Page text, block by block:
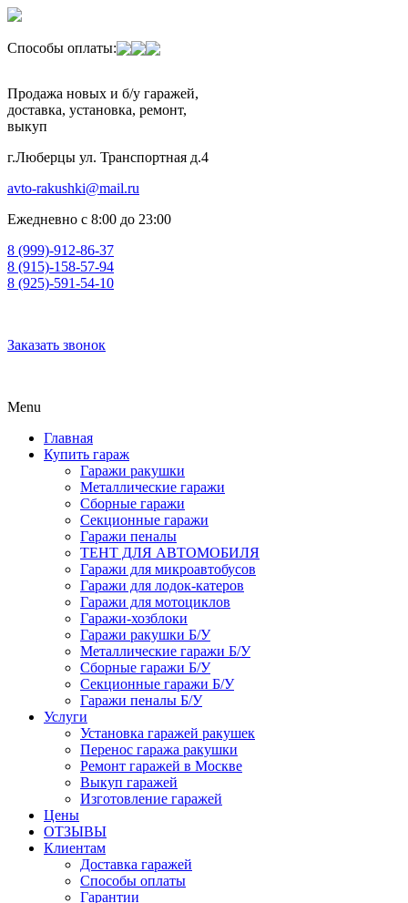
Способы оплаты:
Продажа новых и б/у гаражей,
доставка, установка, ремонт,
выкуп
г.Люберцы ул. Транспортная д.4
avto-rakushki@mail.ru
Ежедневно с 8:00 до 23:00
8 (999)-912-86-37
8 (915)-158-57-94
8 (925)-591-54-10
Заказать звонок
Menu
Главная
Купить гараж
Гаражи ракушки
Металлические гаражи
Сборные гаражи
Секционные гаражи
Гаражи пеналы
ТЕНТ ДЛЯ АВТОМОБИЛЯ
Гаражи для микроавтобусов
Гаражи для лодок-катеров
Гаражи для мотоциклов
Гаражи-хозблоки
Гаражи ракушки Б/У
Металлические гаражи Б/У
Сборные гаражи Б/У
Секционные гаражи Б/У
Гаражи пеналы Б/У
Услуги
Установка гаражей ракушек
Перенос гаража ракушки
Ремонт гаражей в Москве
Выкуп гаражей
Изготовление гаражей
Цены
ОТЗЫВЫ
Клиентам
Доставка гаражей
Способы оплаты
Гарантии